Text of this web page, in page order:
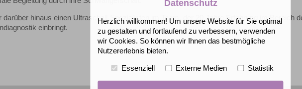
darüber hinaus einen Ultraschall-Spezialisten im Team, der 20 Jahre Erfahrung im Bereich
einbringt.
Datenschutz
Herzlich willkommen! Um unsere Website für Sie optimal
zu gestalten und fortlaufend zu verbessern, verwenden
wir Cookies. So können wir Ihnen das bestmögliche
Nutzererlebnis bieten.
Essenziell Externe Medien Statistik